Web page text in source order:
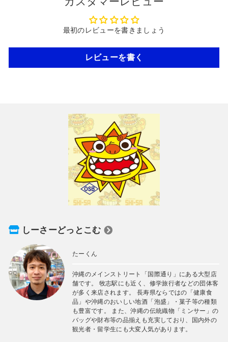
最初のレビューを書きましょう
レビューを書く
しーさーどっとこむ
たーくん
沖縄のメインストリート「国際通り」にある大型店
舗です。 牧志駅にも近く、修学旅行者などの団体客
が多く来店されます。 長寿県ならではの「健康食
品」や沖縄のおいしい地酒「泡盛」・菓子等の種類
も豊富です。 また、沖縄の伝統織物「ミンサー」の
バッグや財布等の品揃えも充実しており、国内外の
観光者・留学生にも大変人気があります。